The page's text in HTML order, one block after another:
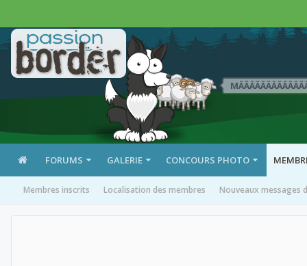
FORUMS GALERIE CONCOURS PHOTO
Membres inscrits Localisation des membres Nouveaux messages